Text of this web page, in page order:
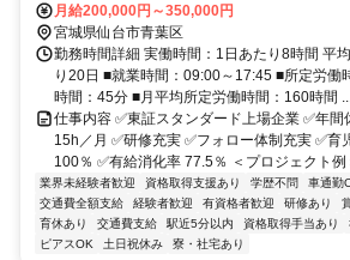
月給200,000円～350,000円
宮城県仙台市青葉区
勤務時間詳細 実働時間：1日あたり8時間 平
り20日 ■就業時間：09:00～17:45 ■所定労働
時間：45分 ■月平均所定労働時間：160時間 ...
仕事内容 ✅東証スタンダード上場企業 ✅年
15h／月 ✅研修充実 ✅フォロー体制充実 ✅
100％ ✅有給消化率 77.5％ ＜プロジェクト例
業界未経験者歓迎 資格取得支援あり 学歴不問 車通勤
交通費全額支給
経験者歓迎 有資格者歓迎 研修あり
育休あり
交通費支給 駅近5分以内 資格取得手当あり
ピアスOK
土日祝休み 寮・社宅あり